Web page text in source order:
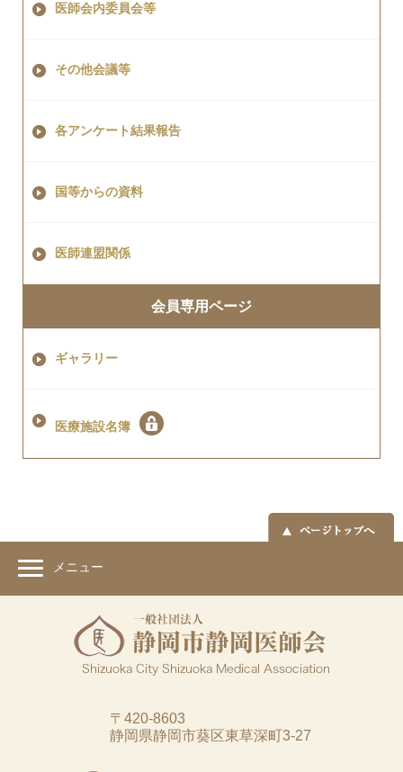
医師会内委員会等
その他会議等
各アンケート結果報告
国等からの資料
医師連盟関係
会員専用ページ
ギャラリー
医療施設名簿
メニュー
〒420-8603
静岡県静岡市葵区東草深町3-27